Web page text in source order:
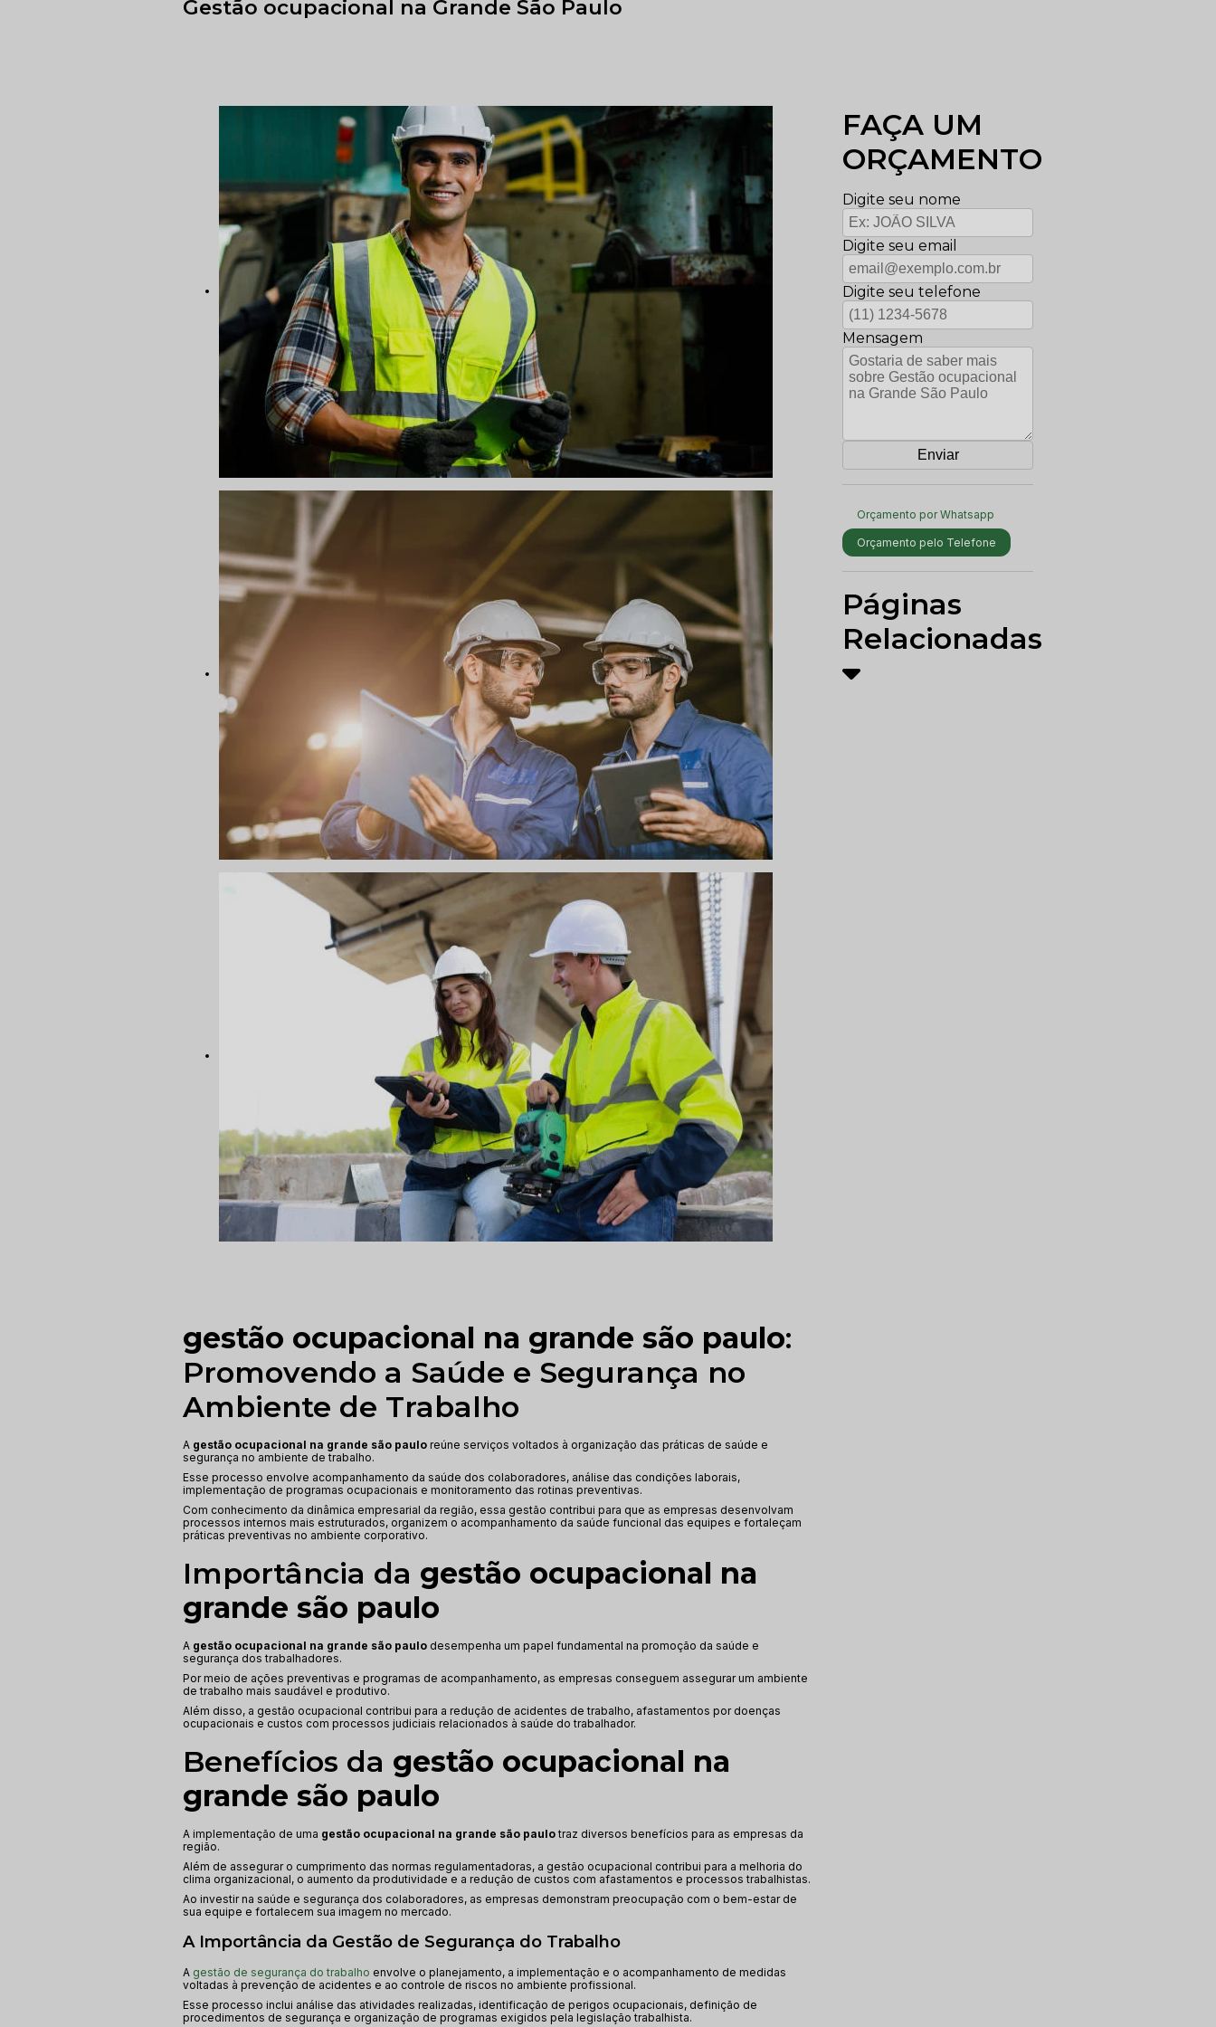
Gestão ocupacional na Grande São Paulo
gestão ocupacional na grande são paulo:
Promovendo a Saúde e Segurança no
Ambiente de Trabalho
A gestão ocupacional na grande são pauloreúne serviços voltados à organização das práticas de saúde e
segurança no ambiente de trabalho.
Esse processo envolve acompanhamento da saúde dos colaboradores, análise das condições laborais,
implementação de programas ocupacionais e monitoramento das rotinas preventivas.
Com conhecimento da dinâmica empresarial da região, essa gestão contribui para que as empresas desenvolvam
processos internos mais estruturados, organizem o acompanhamento da saúde funcional das equipes e fortaleçam
práticas preventivas no ambiente corporativo.
Importância da gestão ocupacional na
grande são paulo
A gestão ocupacional na grande são paulodesempenha um papel fundamental na promoção da saúde e
segurança dos trabalhadores.
Por meio de ações preventivas e programas de acompanhamento, as empresas conseguem assegurar um ambiente
de trabalho mais saudável e produtivo.
Além disso, a gestão ocupacional contribui para a redução de acidentes de trabalho, afastamentos por doenças
ocupacionais e custos com processos judiciais relacionados à saúde do trabalhador.
Benefícios da gestão ocupacional na
grande são paulo
A implementação de uma gestão ocupacional na grande são paulotraz diversos benefícios para as empresas da
região.
Além de assegurar o cumprimento das normas regulamentadoras, a gestão ocupacional contribui para a melhoria do
clima organizacional, o aumento da produtividade e a redução de custos com afastamentos e processos trabalhistas.
Ao investir na saúde e segurança dos colaboradores, as empresas demonstram preocupação com o bem-estar de
sua equipe e fortalecem sua imagem no mercado.
A Importância da Gestão de Segurança do Trabalho
A gestão de segurança do trabalho envolve o planejamento, a implementação e o acompanhamento de medidas
voltadas à prevenção de acidentes e ao controle de riscos no ambiente profissional.
Esse processo inclui análise das atividades realizadas, identificação de perigos ocupacionais, definição de
procedimentos de segurança e organização de programas exigidos pela legislação trabalhista.
FAÇA UM
ORÇAMENTO
Digite seu nome
Digite seu email
Digite seu telefone
Mensagem
Orçamento por Whatsapp
Orçamento pelo Telefone
Páginas
Relacionadas